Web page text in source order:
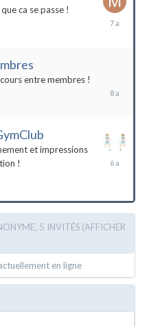
ca se passe !
19
entre membres !
2016
et impressions
!
26
5 INVITÉS (AFFICHER
en ligne